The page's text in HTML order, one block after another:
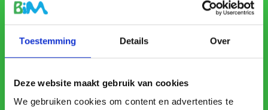
Toestemming Details Over
Deze website maakt gebruik van cookies
We gebruiken cookies om content en advertenties te